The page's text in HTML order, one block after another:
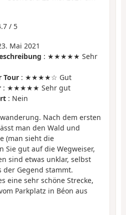
/ 5
Mai 2021
: ★★★★★ Sehr
Tour : ★★★★☆ Gut
: ★★★★★ Sehr gut
: Nein
Nach dem ersten
man den Wald und
(man sieht die
Sie gut auf die Wegweiser,
sind etwas unklar, selbst
der Gegend stammt.
eine sehr schöne Strecke,
Parkplatz in Béon aus